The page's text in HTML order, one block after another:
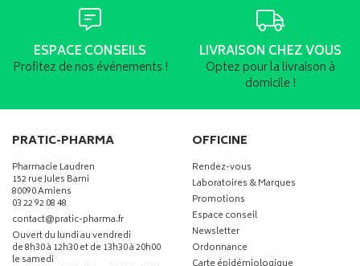
ESPACE CONSEILS
Profitez de nos événements !
LIVRAISON CHEZ VOUS
Optez pour la livraison à
domicile !
PRATIC-PHARMA
Pharmacie Laudren
152 rue Jules Barni
80090 Amiens
03 22 92 08 48
contact-
@-
pratic-pharma.fr
Ouvert du lundi au vendredi
de 8h30 à 12h30 et de 13h30 à 20h00
le samedi
OFFICINE
Rendez-vous
Laboratoires & Marques
Promotions
Espace conseil
Newsletter
Ordonnance